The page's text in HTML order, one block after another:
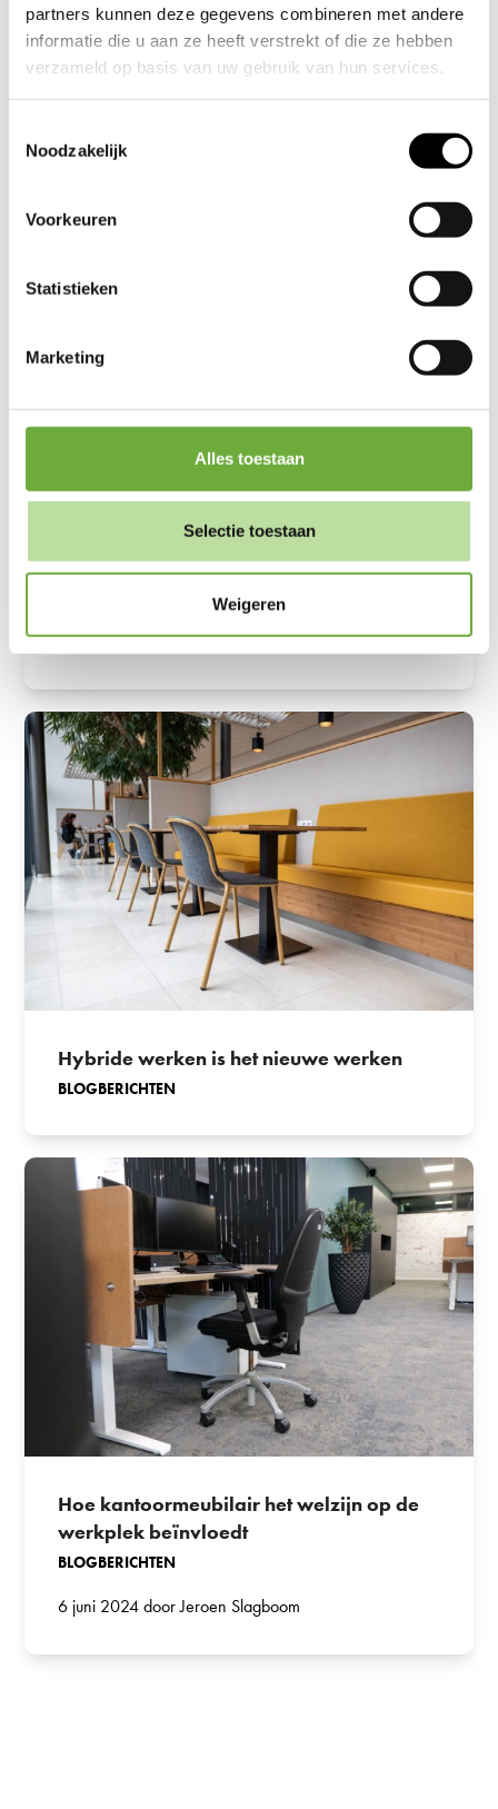
partners kunnen deze gegevens combineren met andere
informatie die u aan ze heeft verstrekt of die ze hebben
verzameld op basis van uw gebruik van hun services.
Door op ‘Alles toestaan’ te klikken, ga je akkoord met het
. Je kunt je toestemming op elk
moment wijzigen of intrekken door middel van de
die uw gegevens
Noodzakelijk
Voorkeuren
Statistieken
Marketing
Alles toestaan
Selectie toestaan
Weigeren
naar een langdurige inrichting, wij bieden een oplossing die past
bij jouw behoeften én bij een duurzame toekomst. Neem contact
op voor meer informatie en ontdek hoe wij je kunnen helpen bij
het creëren van een flexibele, milieuvriendelijke werkplek.
Hybride werken is het nieuwe werken
BLOGBERICHTEN
Hoe kantoormeubilair het welzijn op de
werkplek beïnvloedt
BLOGBERICHTEN
6 juni 2024 door Jeroen Slagboom